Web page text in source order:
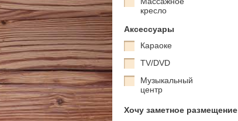
кресло
Аксессуары
Караоке
TV/DVD
Музыкальный
центр
Хочу заметное размещение